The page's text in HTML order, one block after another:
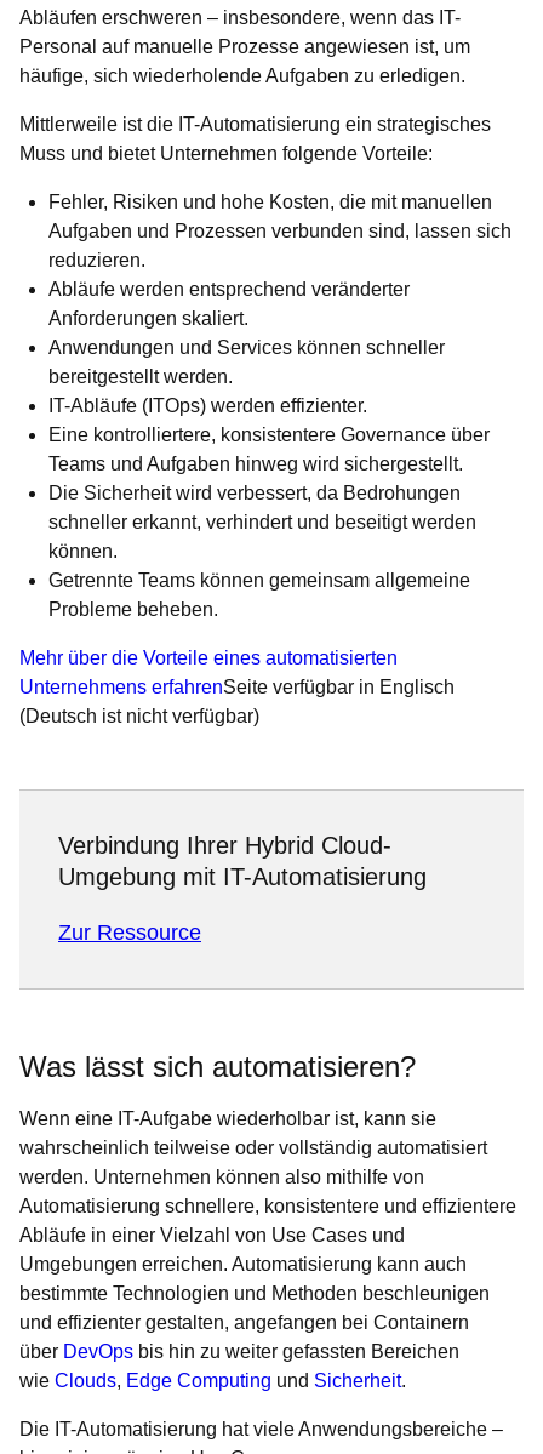
Abläufen erschweren – insbesondere, wenn das IT-
Personal auf manuelle Prozesse angewiesen ist, um
häufige, sich wiederholende Aufgaben zu erledigen.
Mittlerweile ist die IT-Automatisierung ein strategisches
Muss und bietet Unternehmen folgende Vorteile:
Fehler, Risiken und hohe Kosten, die mit manuellen
Aufgaben und Prozessen verbunden sind, lassen sich
reduzieren.
Abläufe werden entsprechend veränderter
Anforderungen skaliert.
Anwendungen und Services können schneller
bereitgestellt werden.
IT-Abläufe (ITOps) werden effizienter.
Eine kontrolliertere, konsistentere Governance über
Teams und Aufgaben hinweg wird sichergestellt.
Die Sicherheit wird verbessert, da Bedrohungen
schneller erkannt, verhindert und beseitigt werden
können.
Getrennte Teams können gemeinsam allgemeine
Probleme beheben.
Mehr über die Vorteile eines automatisierten
Unternehmens erfahrenSeite verfügbar in Englisch
(Deutsch ist nicht verfügbar)
Verbindung Ihrer Hybrid Cloud-
Umgebung mit IT-Automatisierung
Zur Ressource
Was lässt sich automatisieren?
Wenn eine IT-Aufgabe wiederholbar ist, kann sie
wahrscheinlich teilweise oder vollständig automatisiert
werden. Unternehmen können also mithilfe von
Automatisierung schnellere, konsistentere und effizientere
Abläufe in einer Vielzahl von Use Cases und
Umgebungen erreichen. Automatisierung kann auch
bestimmte Technologien und Methoden beschleunigen
und effizienter gestalten, angefangen bei Containern
über DevOps bis hin zu weiter gefassten Bereichen
wie Clouds, Edge Computing und Sicherheit.
Die IT-Automatisierung hat viele Anwendungsbereiche –